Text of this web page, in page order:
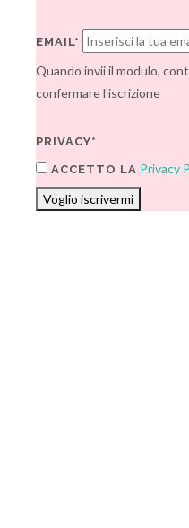
EMAIL*
Quando invii il modulo,
confermare l'iscrizione
PRIVACY*
ACCETTO LA Privacy
Voglio iscrivermi